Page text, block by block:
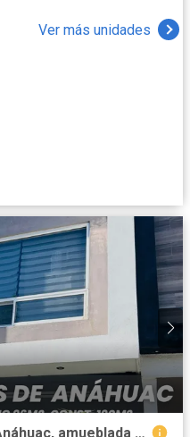
Ver más unidades
Casa en Renta en Villas de Anáhuac, amueblada y equipada